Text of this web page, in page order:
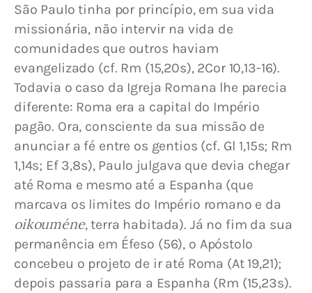
São Paulo tinha por princípio, em sua vida
missionária, não intervir na vida de
comunidades que outros haviam
evangelizado (cf. Rm (15,20s), 2Cor 10,13-16).
Todavia o caso da Igreja Romana lhe parecia
diferente: Roma era a capital do Império
pagão. Ora, consciente da sua missão de
anunciar a fé entre os gentios (cf. Gl 1,15s; Rm
1,14s; Ef 3,8s), Paulo julgava que devia chegar
até Roma e mesmo até a Espanha (que
marcava os limites do Império romano e da
oikouméne, terra habitada). Já no fim da sua
permanência em Éfeso (56), o Apóstolo
concebeu o projeto de ir até Roma (At 19,21);
depois passaria para a Espanha (Rm (15,23s).